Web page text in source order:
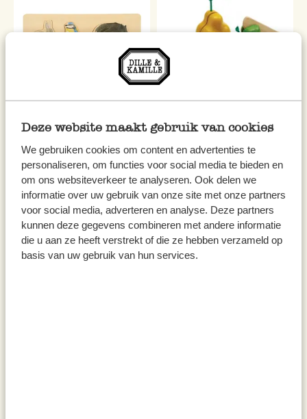
Deze website maakt gebruik van cookies
We gebruiken cookies om content en advertenties te
personaliseren, om functies voor social media te bieden en
om ons websiteverkeer te analyseren. Ook delen we
informatie over uw gebruik van onze site met onze partners
voor social media, adverteren en analyse. Deze partners
kunnen deze gegevens combineren met andere informatie
die u aan ze heeft verstrekt of die ze hebben verzameld op
basis van uw gebruik van hun services.
17,95
rubberhout, 18m+
29,95